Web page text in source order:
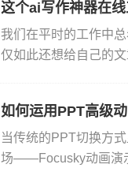
这个ai写作神器在
我们在平时的工作中
仅如此还想给自己的
如何运用PPT高级
当传统的PPT切换方
场——Focusky动画演